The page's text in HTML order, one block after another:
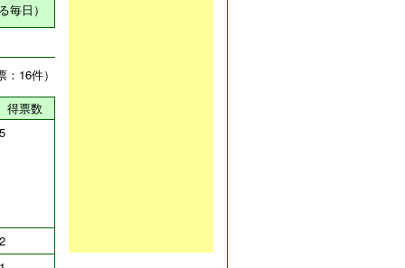
毎日）
16件）
得票数
5
2